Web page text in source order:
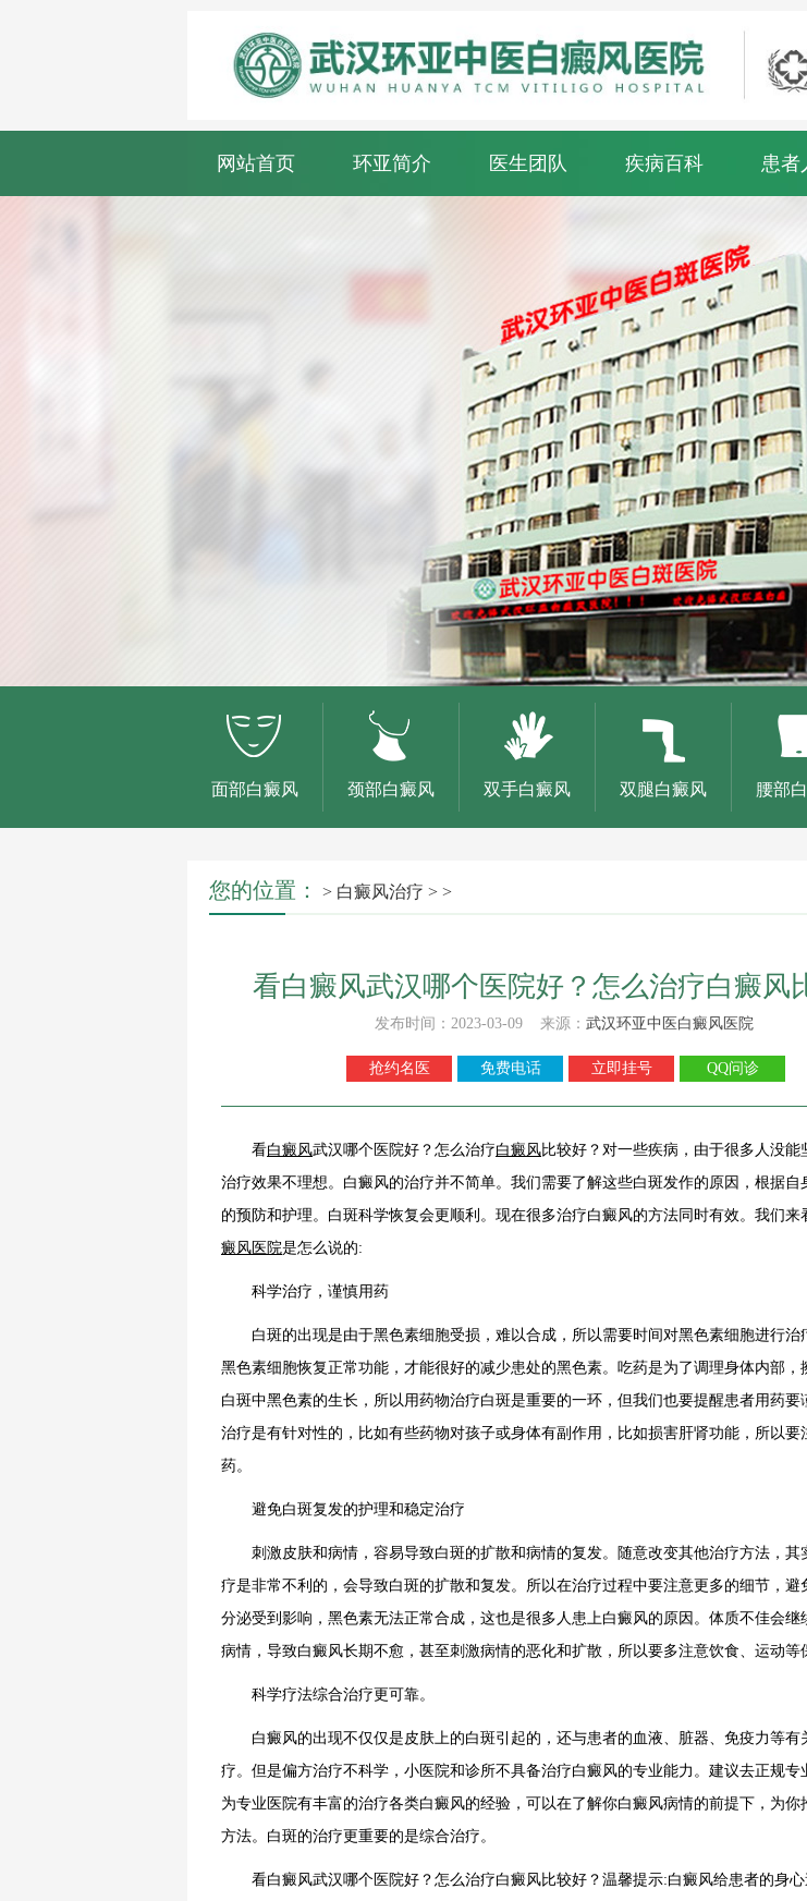
网站首页 环亚简介 医生团队 疾病百科 患者
面部白癜风 颈部白癜风 双手白癜风 双腿白癜风 腰部
您的位置： > 白癜风治疗 > >
看白癜风武汉哪个医院好？怎么治疗白癜风
发布时间：2023-03-09 来源： 武汉环亚中医白癜风医院
抢约名医 免费电话 立即挂号 QQ问诊
看白癜风武汉哪个医院好？怎么治疗白癜风比较好？对一些疾病，由于很多人没能
治疗效果不理想。白癜风的治疗并不简单。我们需要了解这些白斑发作的原因，根据自
的预防和护理。白斑科学恢复会更顺利。现在很多治疗白癜风的方法同时有效。我们来
癜风医院是怎么说的:
科学治疗，谨慎用药
白斑的出现是由于黑色素细胞受损，难以合成，所以需要时间对黑色素细胞进行治
黑色素细胞恢复正常功能，才能很好的减少患处的黑色素。吃药是为了调理身体内部，
白斑中黑色素的生长，所以用药物治疗白斑是重要的一环，但我们也要提醒患者用药要
治疗是有针对性的，比如有些药物对孩子或身体有副作用，比如损害肝肾功能，所以要
药。
避免白斑复发的护理和稳定治疗
刺激皮肤和病情，容易导致白斑的扩散和病情的复发。随意改变其他治疗方法，其
疗是非常不利的，会导致白斑的扩散和复发。所以在治疗过程中要注意更多的细节，避
分泌受到影响，黑色素无法正常合成，这也是很多人患上白癜风的原因。体质不佳会继
病情，导致白癜风长期不愈，甚至刺激病情的恶化和扩散，所以要多注意饮食、运动等
科学疗法综合治疗更可靠。
白癜风的出现不仅仅是皮肤上的白斑引起的，还与患者的血液、脏器、免疫力等有
疗。但是偏方治疗不科学，小医院和诊所不具备治疗白癜风的专业能力。建议去正规专
为专业医院有丰富的治疗各类白癜风的经验，可以在了解你白癜风病情的前提下，为你
方法。白斑的治疗更重要的是综合治疗。
看白癜风武汉哪个医院好？怎么治疗白癜风比较好？温馨提示:白癜风给患者的身心